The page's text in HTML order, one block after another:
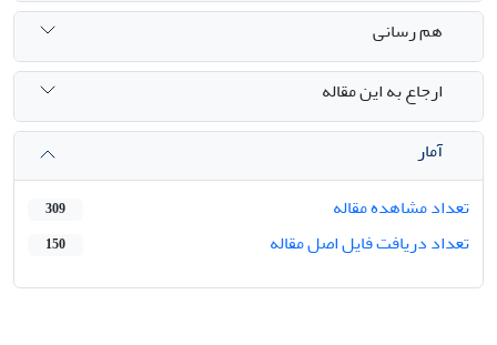
هم رسانی
ارجاع به این مقاله
آمار
تعداد مشاهده مقاله
309
تعداد دریافت فایل اصل مقاله 150